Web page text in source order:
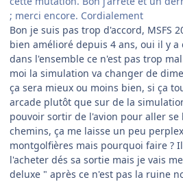
; merci encore. Cordialement
Bon je suis pas trop d'accord, MSFS
bien amélioré depuis 4 ans, oui il y
dans l'ensemble ce n'est pas trop
moi la simulation va changer de
ça sera mieux ou moins bien, si ça
arcade plutôt que sur de la
pouvoir sortir de l'avion pour aller se
chemins, ça me laisse un peu
montgolfières mais pourquoi faire ?
l'acheter dés sa sortie mais je vais
deluxe " après ce n'est pas la ruine